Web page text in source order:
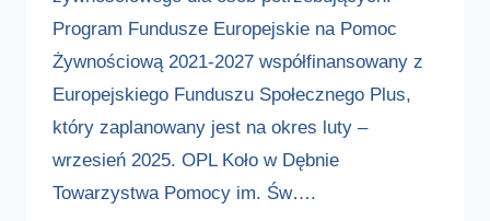
Program Fundusze Europejskie na Pomoc
Żywnościową 2021-2027 współfinansowany z
Europejskiego Funduszu Społecznego Plus,
który zaplanowany jest na okres luty –
wrzesień 2025. OPL Koło w Dębnie
Towarzystwa Pomocy im. Św….